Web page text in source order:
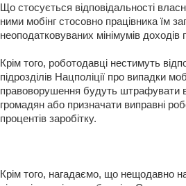
Що стосується відповідальності
ними мобінг стосовно працівника їм
неоподатковуваних мінімумів
Крім того, роботодавці нестимуть
підрозділів Нацполіції про випадки
правоворушення будуть штрафувати
громадян або призначати виправні
процентів заробітку.
Крім того, нагадаємо, що нещодавно